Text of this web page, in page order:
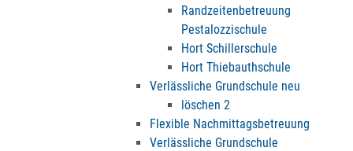
Randzeitenbetreuung
Pestalozzischule
Hort Schillerschule
Hort Thiebauthschule
Verlässliche Grundschule neu
löschen 2
Flexible Nachmittagsbetreuung
Verlässliche Grundschule